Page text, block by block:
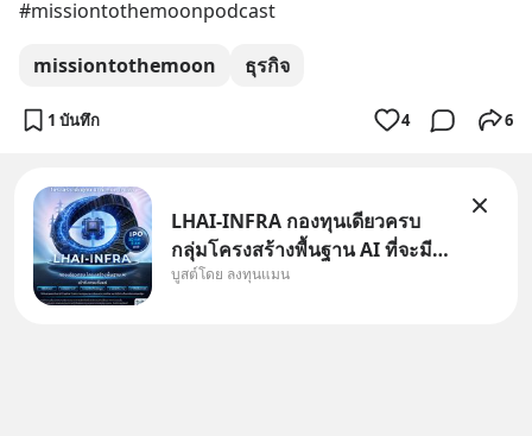
#missiontothemoonpodcast
missiontothemoon ธุรกิจ
1 บันทึก 4 6
LHAI-INFRA กองทุนเดียวครบ
กลุ่มโครงสร้างพื้นฐาน AI ที่จะมี
งบลงทุนครั้งใหญ่ในประวัติศาสตร์
บูสต์โดย ลงทุนแมน